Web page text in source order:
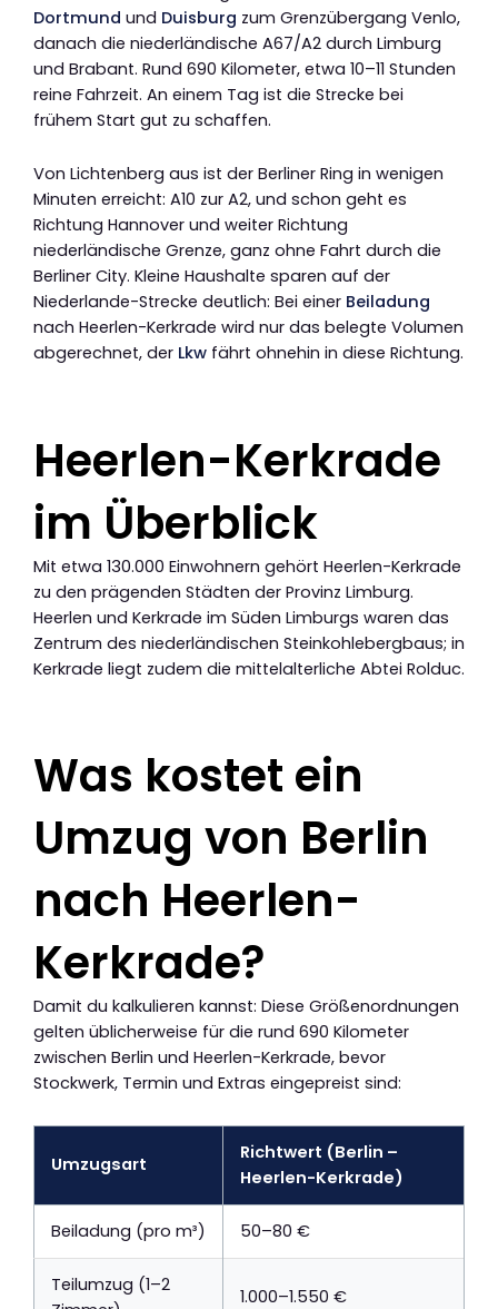
Dortmund und Duisburg zum Grenzübergang Venlo,
danach die niederländische A67/A2 durch Limburg
und Brabant. Rund 690 Kilometer, etwa 10–11 Stunden
reine Fahrzeit. An einem Tag ist die Strecke bei
frühem Start gut zu schaffen.
Von Lichtenberg aus ist der Berliner Ring in wenigen
Minuten erreicht: A10 zur A2, und schon geht es
Richtung Hannover und weiter Richtung
niederländische Grenze, ganz ohne Fahrt durch die
Berliner City. Kleine Haushalte sparen auf der
Niederlande-Strecke deutlich: Bei einer Beiladung
nach Heerlen-Kerkrade wird nur das belegte Volumen
abgerechnet, der Lkw fährt ohnehin in diese Richtung.
Heerlen-Kerkrade
im Überblick
Mit etwa 130.000 Einwohnern gehört Heerlen-Kerkrade
zu den prägenden Städten der Provinz Limburg.
Heerlen und Kerkrade im Süden Limburgs waren das
Zentrum des niederländischen Steinkohlebergbaus; in
Kerkrade liegt zudem die mittelalterliche Abtei Rolduc.
Was kostet ein
Umzug von Berlin
nach Heerlen-
Kerkrade?
Damit du kalkulieren kannst: Diese Größenordnungen
gelten üblicherweise für die rund 690 Kilometer
zwischen Berlin und Heerlen-Kerkrade, bevor
Stockwerk, Termin und Extras eingepreist sind:
Umzugsart
Richtwert (Berlin –
Heerlen-Kerkrade)
Beiladung (pro m³) 50–80 €
Teilumzug (1–2
1.000–1.550 €